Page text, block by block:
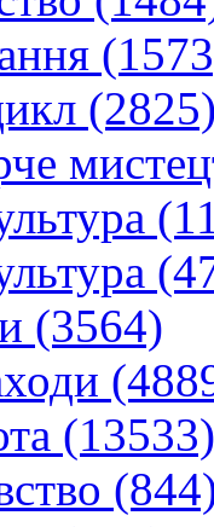
(3564)
(13533)